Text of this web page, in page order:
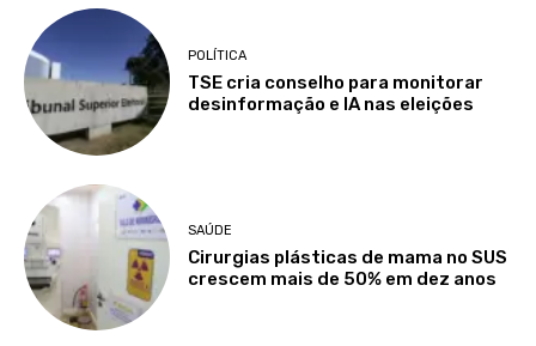
POLÍTICA
TSE cria conselho para monitorar
desinformação e IA nas eleições
SAÚDE
Cirurgias plásticas de mama no SUS
crescem mais de 50% em dez anos